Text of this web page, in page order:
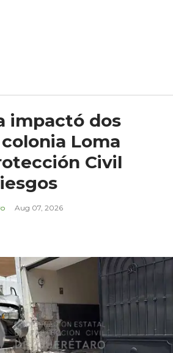
impactó dos
Loma
Civil
Aug 07, 2026